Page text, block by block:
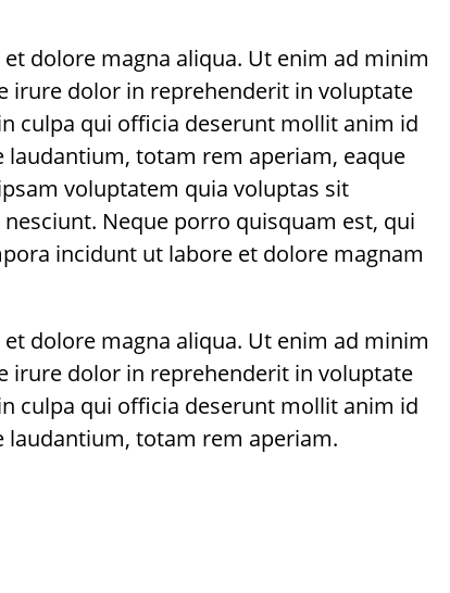
dolore magna aliqua. Ut enim ad minim
irure dolor in reprehenderit in voluptate
culpa qui officia deserunt mollit anim id
totam rem aperiam, eaque
voluptatem quia voluptas sit
Neque porro quisquam est, qui
incidunt ut labore et dolore magnam
dolore magna aliqua. Ut enim ad minim
irure dolor in reprehenderit in voluptate
culpa qui officia deserunt mollit anim id
totam rem aperiam.